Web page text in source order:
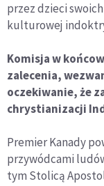
przez dzieci
kulturowej
Komisja w
zalecenia,
oczekiwanie, że
chrystianizacji
Premier Kanady
przywódcami
tym Stolicą